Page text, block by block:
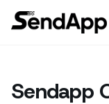
Sendapp